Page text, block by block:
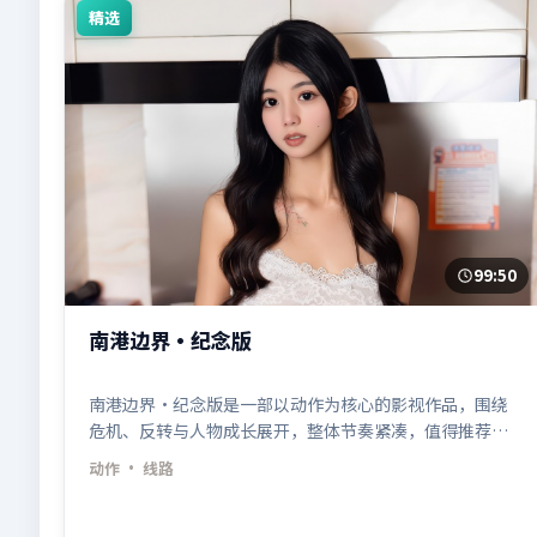
精选
99:50
南港边界·纪念版
南港边界·纪念版是一部以动作为核心的影视作品，围绕
危机、反转与人物成长展开，整体节奏紧凑，值得推荐观
看。
动作 · 线路